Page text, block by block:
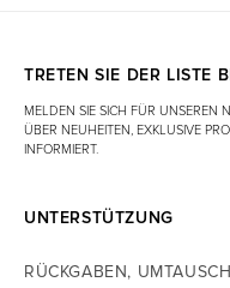
TRETEN SIE DER LISTE
MELDEN SIE SICH FÜR UNSEREN
ÜBER NEUHEITEN, EXKLUSIVE
INFORMIERT.
UNTERSTÜTZUNG
RÜCKGABEN, UMTAUSCH